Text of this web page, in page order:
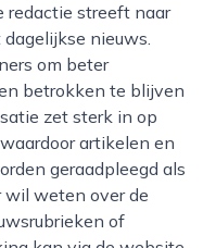
redactie streeft naar
nieuws.
om beter
betrokken te blijven
zet sterk in op
artikelen en
geraadpleegd als
weten over de
of